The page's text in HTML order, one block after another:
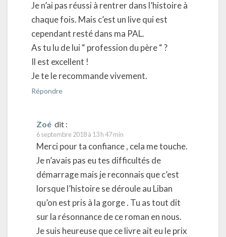
Je n’ai pas réussi à rentrer dans l’histoire à
chaque fois. Mais c’est un live qui est
cependant resté dans ma PAL.
As tu lu de lui “ profession du père “ ?
Il est excellent !
Je te le recommande vivement.
Répondre
Zoé dit :
6 septembre 2018 à 13 h 47 min
Merci pour ta confiance , cela me touche.
Je n’avais pas eu tes difficultés de
démarrage mais je reconnais que c’est
lorsque l’histoire se déroule au Liban
qu’on est pris à la gorge . Tu as tout dit
sur la résonnance de ce roman en nous.
Je suis heureuse que ce livre ait eu le prix